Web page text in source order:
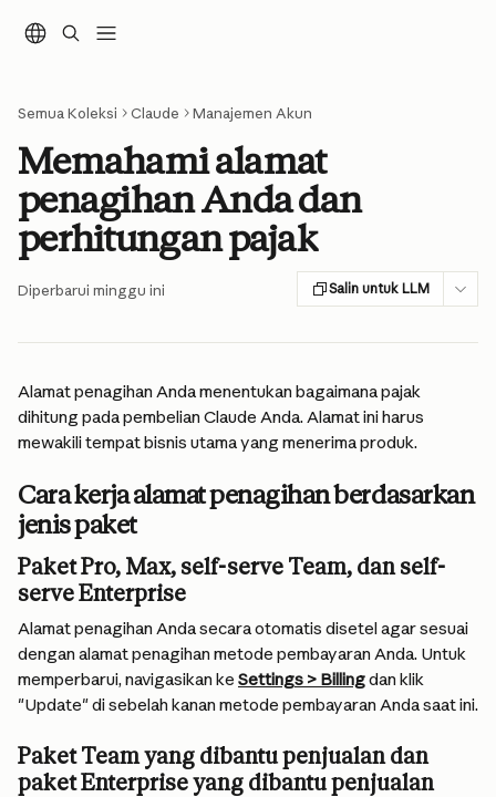
Semua Koleksi Claude Manajemen Akun
Memahami alamat
penagihan Anda dan
perhitungan pajak
Diperbarui minggu ini Salin untuk LLM
Alamat penagihan Anda menentukan bagaimana pajak
dihitung pada pembelian Claude Anda. Alamat ini harus
mewakili tempat bisnis utama yang menerima produk.
Cara kerja alamat penagihan berdasarkan
jenis paket
Paket Pro, Max, self-serve Team, dan self-
serve Enterprise
Alamat penagihan Anda secara otomatis disetel agar sesuai
dengan alamat penagihan metode pembayaran Anda. Untuk
memperbarui, navigasikan ke Settings > Billing dan klik
"Update" di sebelah kanan metode pembayaran Anda saat ini.
Paket Team yang dibantu penjualan dan
paket Enterprise yang dibantu penjualan